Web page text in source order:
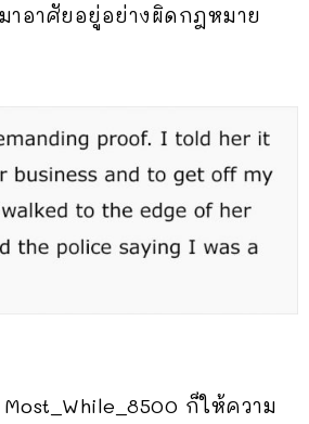
อาศัยอยู่อย่างผิดกฎหมาย
ก็ให้ความ